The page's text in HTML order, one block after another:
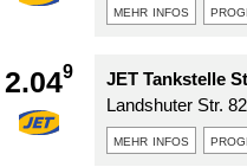
mehr infos
2.049
JET Tankstelle
Landshuter Str. 82
mehr infos